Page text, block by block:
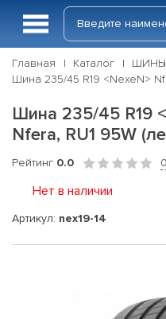
Главная Каталог ШИНЫ
Шина 235/45 R19 <NexeN>
Шина 235/45 R19
Nfera, RU1 95W
Рейтинг 0.0
Нет в наличии
Артикул: nex19-14